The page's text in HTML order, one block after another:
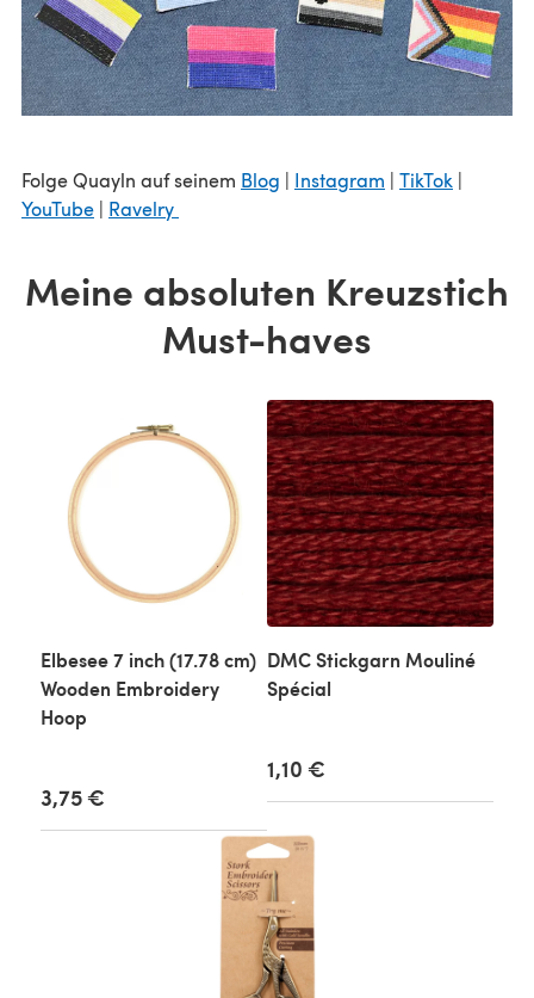
Folge Quayln auf seinem Blog | Instagram | TikTok |
YouTube | Ravelry
Meine absoluten Kreuzstich
Must-haves
Elbesee 7 inch (17.78 cm)
Wooden Embroidery
Hoop
3,75 €
DMC Stickgarn Mouliné
Spécial
1,10 €